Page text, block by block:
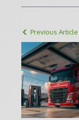
Previous Article